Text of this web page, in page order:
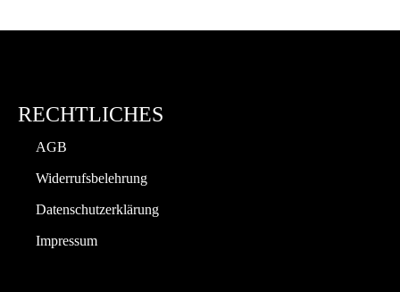
RECHTLICHES
AGB
Widerrufsbelehrung
Datenschutzerklärung
Impressum